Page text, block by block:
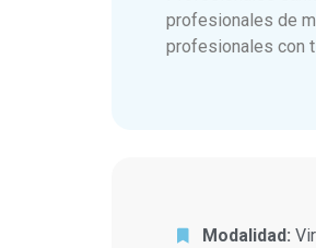
profesionales de
profesionales con
Modalidad: